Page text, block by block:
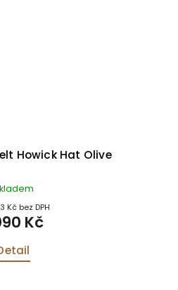
Howick Hat Olive
Kč bez DPH
Kč